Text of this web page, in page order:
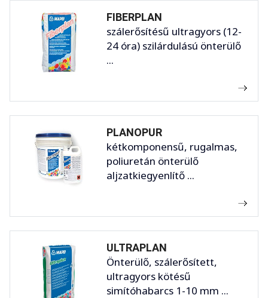
FIBERPLAN
szálerősítésű ultragyors (12-
24 óra) szilárdulású önterülő
...
PLANOPUR
kétkomponensű, rugalmas,
poliuretán önterülő
aljzatkiegyenlítő ...
ULTRAPLAN
Önterülő, szálerősített,
ultragyors kötésű
simítóhabarcs 1-10 mm ...